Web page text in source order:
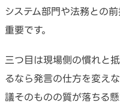
システム部門や法務との
重要です。
三つ目は現場側の慣れと
るなら発言の仕方を変え
議そのものの質が落ちる